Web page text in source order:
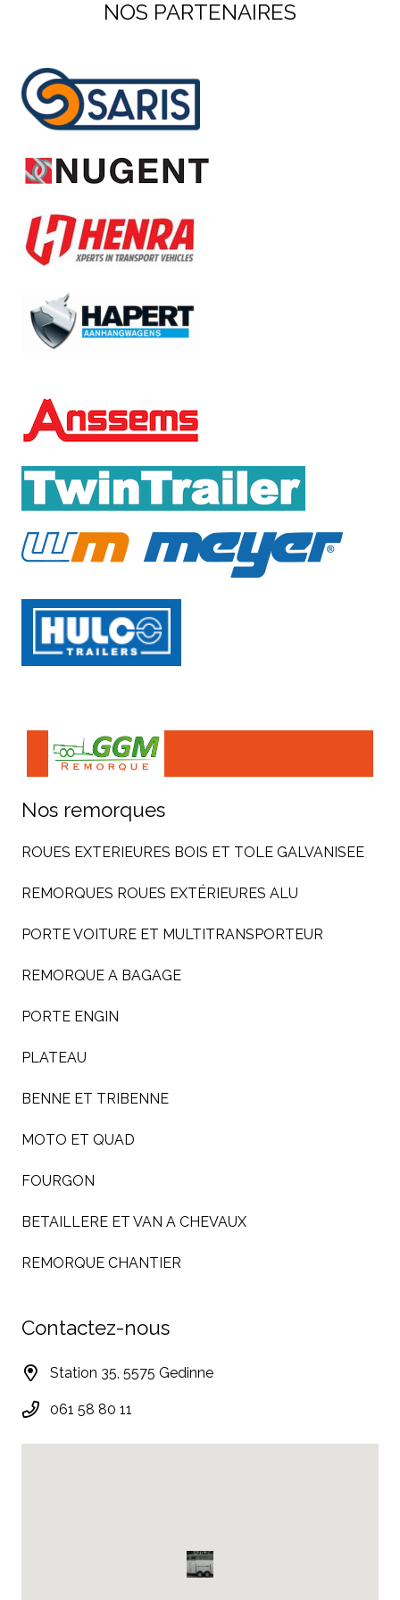
NOS PARTENAIRES
Nos remorques
ROUES EXTERIEURES BOIS ET TOLE GALVANISEE
REMORQUES ROUES EXTÉRIEURES ALU
PORTE VOITURE ET MULTITRANSPORTEUR
REMORQUE A BAGAGE
PORTE ENGIN
PLATEAU
BENNE ET TRIBENNE
MOTO ET QUAD
FOURGON
BETAILLERE ET VAN A CHEVAUX
REMORQUE CHANTIER
Contactez-nous
Station 35, 5575 Gedinne
061 58 80 11